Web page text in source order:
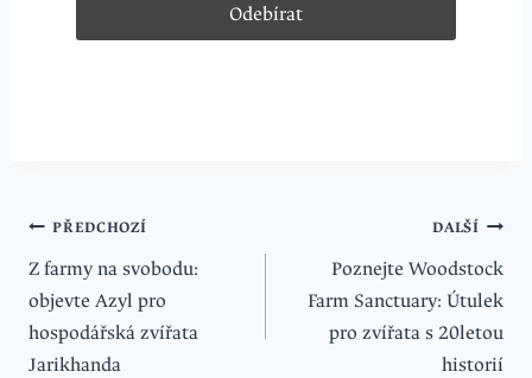
Navigace
pro
příspěvek
PŘEDCHOZÍ
Z farmy na svobodu:
objevte Azyl pro
hospodářská zvířata
Jarikhanda
DALŠÍ
Poznejte Woodstock
Farm Sanctuary: Útulek
pro zvířata s 20letou
historií